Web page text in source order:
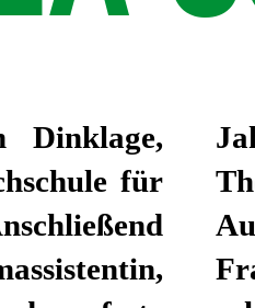
Dinklage,
für